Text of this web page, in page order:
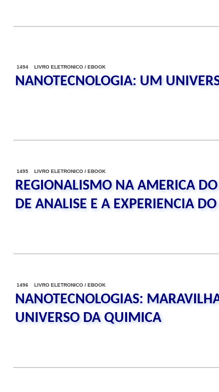
1494 LIVRO ELETRONICO / EBOOK
NANOTECNOLOGIA: UM
1495 LIVRO ELETRONICO / EBOOK
REGIONALISMO NA AMERICA
DE ANALISE E A EXPERIENCIA
1496 LIVRO ELETRONICO / EBOOK
NANOTECNOLOGIAS:
UNIVERSO DA QUIMICA